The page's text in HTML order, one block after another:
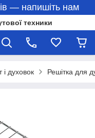
— напишіть нам
техники
духовок Решітка для